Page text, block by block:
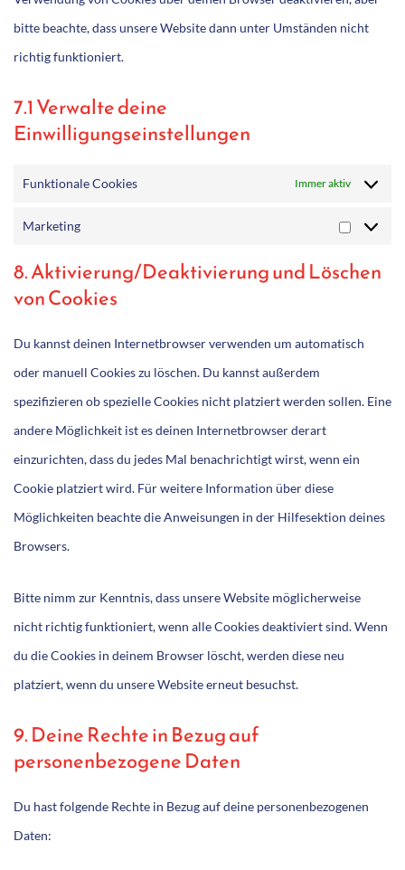
bitte beachte, dass unsere Website dann unter Umständen nicht
richtig funktioniert.
7.1 Verwalte deine
Einwilligungseinstellungen
Funktionale Cookies Immer aktiv
Marketing
8. Aktivierung/Deaktivierung und Löschen
von Cookies
Du kannst deinen Internetbrowser verwenden um automatisch
oder manuell Cookies zu löschen. Du kannst außerdem
spezifizieren ob spezielle Cookies nicht platziert werden sollen. Eine
andere Möglichkeit ist es deinen Internetbrowser derart
einzurichten, dass du jedes Mal benachrichtigt wirst, wenn ein
Cookie platziert wird. Für weitere Information über diese
Möglichkeiten beachte die Anweisungen in der Hilfesektion deines
Browsers.
Bitte nimm zur Kenntnis, dass unsere Website möglicherweise
nicht richtig funktioniert, wenn alle Cookies deaktiviert sind. Wenn
du die Cookies in deinem Browser löscht, werden diese neu
platziert, wenn du unsere Website erneut besuchst.
9. Deine Rechte in Bezug auf
personenbezogene Daten
Du hast folgende Rechte in Bezug auf deine personenbezogenen
Daten: